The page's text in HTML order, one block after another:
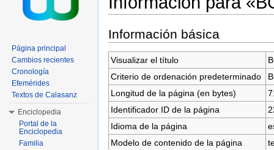
Información básica
Visualizar el título
Criterio de ordenación predeterminado
Longitud de la página (en bytes)
Identificador ID de la página
Idioma de la página
Modelo de contenido de la página
Página principal
Cambios recientes
Cronología
Efemérides
Textos de Calasanz
Enciclopedia
Portal de la
Enciclopedia
Familia